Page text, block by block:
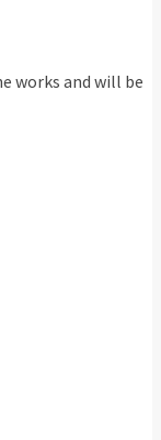
works and will be